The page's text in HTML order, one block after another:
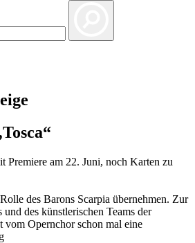
Premiere am 22. Juni, noch Karten zu
des Barons Scarpia übernehmen. Zur
des künstlerischen Teams der
vom Opernchor schon mal eine